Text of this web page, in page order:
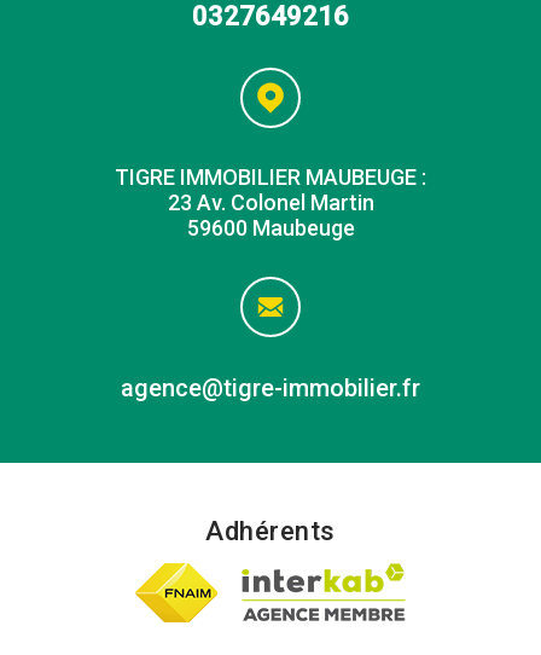
0327649216
agence@tigre-immobilier.fr
TIGRE IMMOBILIER MAUBEUGE :
23 Av. Colonel Martin
59600 Maubeuge
Adhérents